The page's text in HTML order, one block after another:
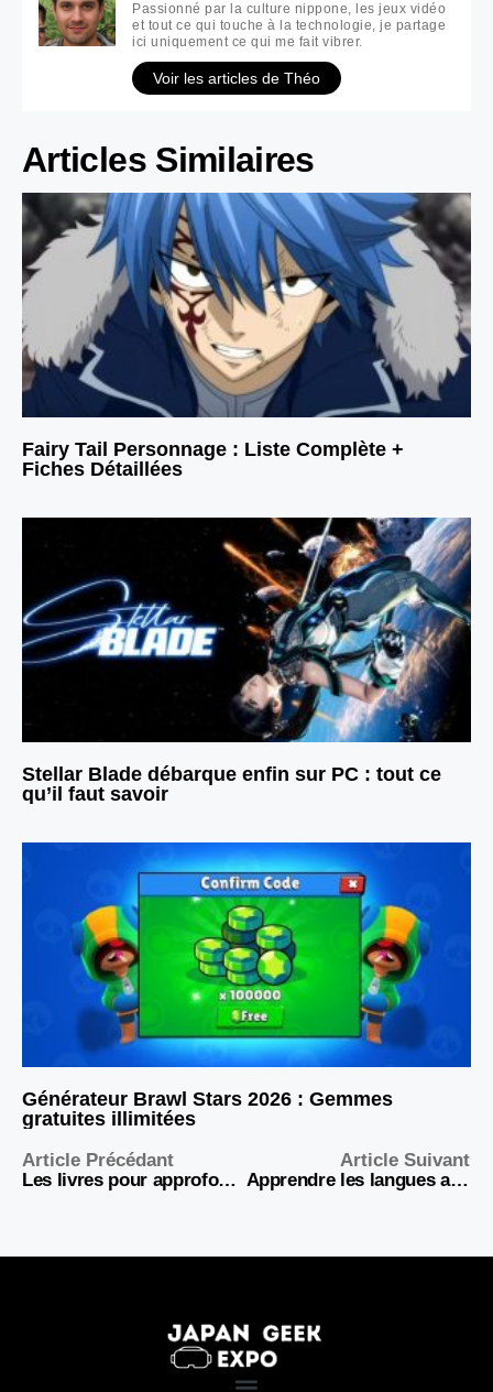
Passionné par la culture nippone, les jeux vidéo
et tout ce qui touche à la technologie, je partage
ici uniquement ce qui me fait vibrer.
Voir les articles de Théo
Articles Similaires
Fairy Tail Personnage : Liste Complète +
Fiches Détaillées
Stellar Blade débarque enfin sur PC : tout ce
qu’il faut savoir
Générateur Brawl Stars 2026 : Gemmes
gratuites illimitées
Article Précédant
Les livres pour approfondir les mécaniques du casino
Article Suivant
Apprendre les langues autrement : l’IA devient votre partenaire de conversation